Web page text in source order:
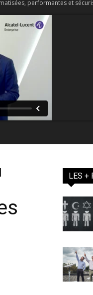
performantes et
LES +